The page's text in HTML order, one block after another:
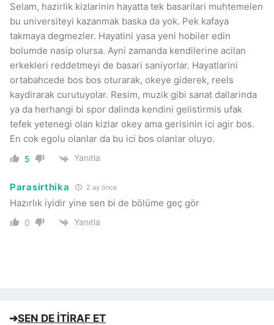
Selam, hazirlik kizlarinin hayatta tek basarilari muhtemelen
bu universiteyi kazanmak baska da yok. Pek kafaya
takmaya degmezler. Hayatini yasa yeni hobiler edin
bolumde nasip olursa. Ayni zamanda kendilerine acilan
erkekleri reddetmeyi de basari saniyorlar. Hayatlarini
ortabahcede bos bos oturarak, okeye giderek, reels
kaydirarak curutuyolar. Resim, muzik gibi sanat dallarinda
ya da herhangi bi spor dalinda kendini gelistirmis ufak
tefek yetenegi olan kizlar okey ama gerisinin ici agir bos.
En cok egolu olanlar da bu ici bos olanlar oluyo.
5 Yanıtla
Parasirthika 2 ay önce
Hazırlık iyidir yine sen bi de bölüme geç gör
0 Yanıtla
➔SEN DE İTİRAF ET